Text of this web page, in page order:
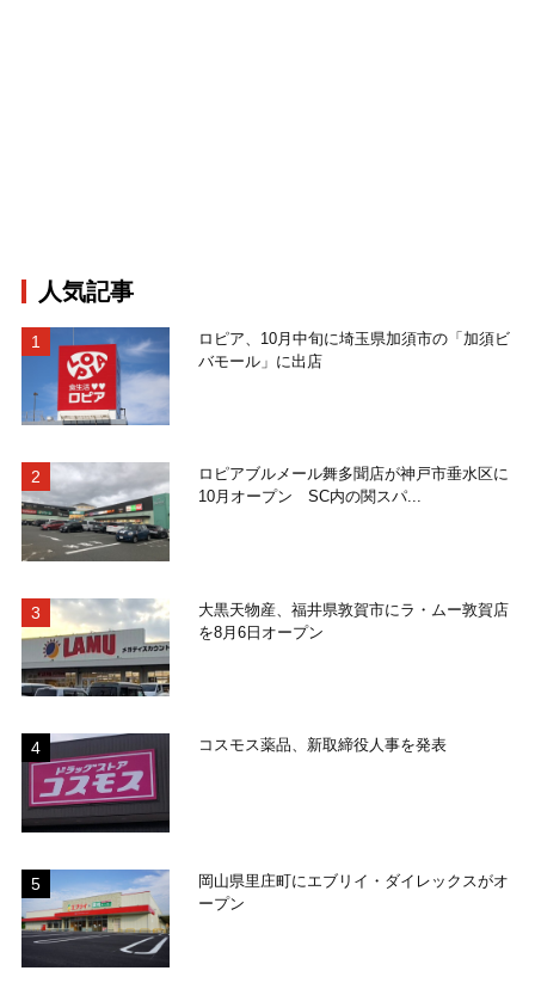
人気記事
ロピア、10月中旬に埼玉県加須市の「加須ビ
バモール」に出店
ロピアブルメール舞多聞店が神戸市垂水区に
10月オープン SC内の関スパ...
大黒天物産、福井県敦賀市にラ・ムー敦賀店
を8月6日オープン
コスモス薬品、新取締役人事を発表
岡山県里庄町にエブリイ・ダイレックスがオ
ープン